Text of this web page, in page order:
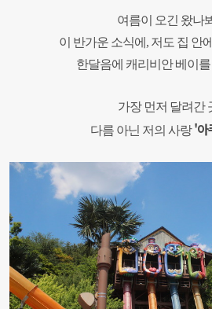
여름이 오긴 왔나
이 반가운 소식에, 저도 집 안
한달음에 캐리비안 베이
가장 먼저 달려간
다름 아닌 저의 사랑'아